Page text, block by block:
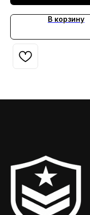
В корзину